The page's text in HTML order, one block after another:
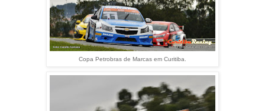
Copa Petrobras de Marcas em Curitiba.